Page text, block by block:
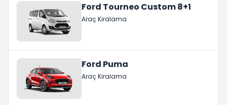
Ford Tourneo Custom 8+1
Araç Kiralama
Ford Puma
Araç Kiralama